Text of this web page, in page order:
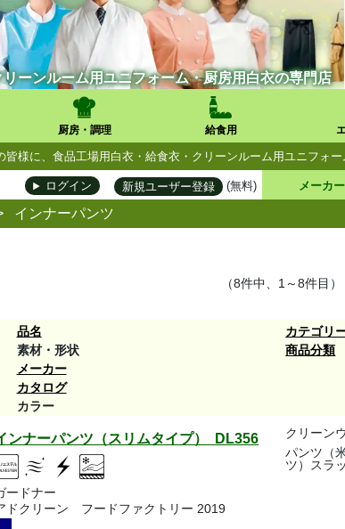
ーンルーム用ユニフォーム・厨房用白衣の専門店
厨房・調理 給食用
様に、食品工場用白衣・給食衣・クリーンルーム用ユニフォ
ログイン 新規ユーザー登録 (無料) メーカ
インナーパンツ
（8件中、1～8件目）
品名
素材・形状
メーカー
カタログ
カラー
カテゴリ
商品分類
ンナーパンツ（スリムタイプ） DL356
ードナー
ドクリーン フードファクトリー 2019
クリーン
パンツ（
ツ）スラ